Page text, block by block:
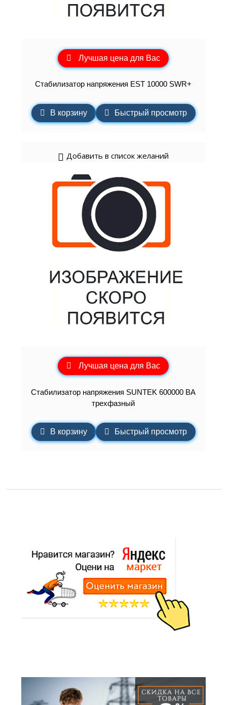
Лучшая цена для Вас
Стабилизатор напряжения EST 10000 SWR+
В корзину Быстрый просмотр
Добавить в список желаний
Лучшая цена для Вас
Стабилизатор напряжения SUNTEK 600000 ВА
трехфазный
В корзину Быстрый просмотр